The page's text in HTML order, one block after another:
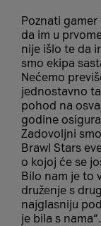
Poznati
da im u
nije išlo te da
smo ekipa
Nećemo
jednostavno
pohod na
godine
Zadovoljni
Brawl Stars
o kojoj će se
Bilo nam je to
druženje s
najglasniju
je bila s nama“.